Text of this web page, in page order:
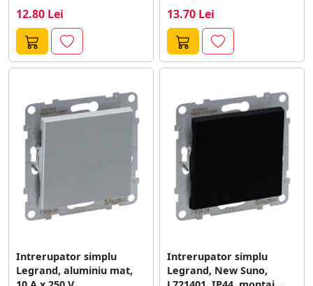
12.80 Lei 13.70 Lei
Intrerupator simplu
Legrand, aluminiu mat,
Intrerupator simplu
Legrand, New Suno,